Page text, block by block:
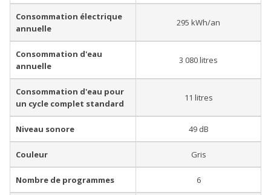
Consommation électrique
annuelle
295 kWh/an
Consommation d'eau
annuelle
3 080 litres
Consommation d'eau pour
un cycle complet standard
11 litres
Niveau sonore 49 dB
Couleur Gris
Nombre de programmes 6